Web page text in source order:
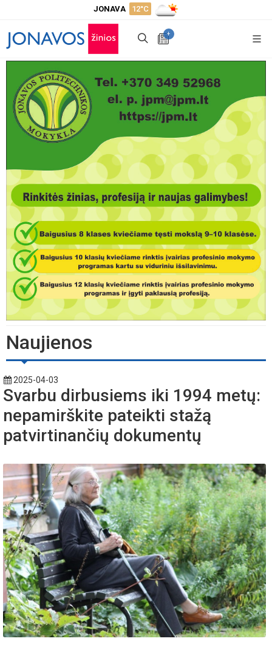
JONAVA 12°C
+
Naujienos
2025-04-03
Svarbu dirbusiems iki 1994 metų:
nepamirškite pateikti stažą
patvirtinančių dokumentų